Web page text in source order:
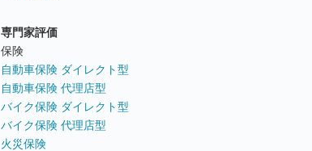
専門家評価
保険
自動車保険 ダイレクト型
自動車保険 代理店型
バイク保険 ダイレクト型
バイク保険 代理店型
火災保険